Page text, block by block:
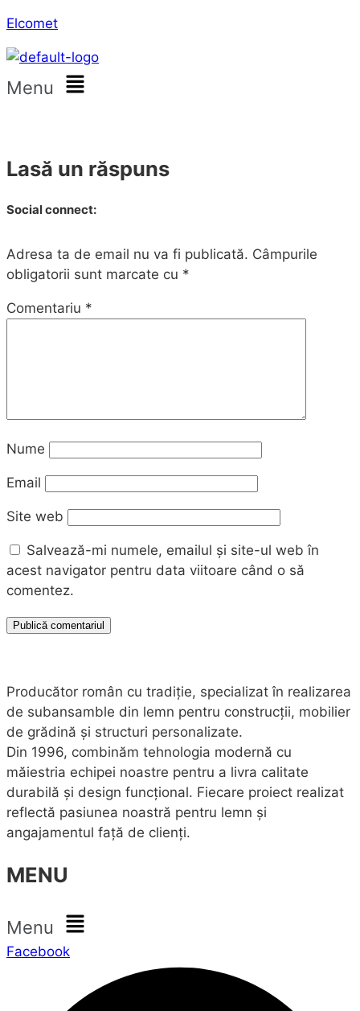
Elcomet
Menu
Lasă un răspuns
Social connect:
Adresa ta de email nu va fi publicată. Câmpurile
obligatorii sunt marcate cu *
Comentariu *
Nume
Email
Site web
Salvează-mi numele, emailul și site-ul web în
acest navigator pentru data viitoare când o să
comentez.
Producător român cu tradiție, specializat în realizarea
de subansamble din lemn pentru construcții, mobilier
de grădină și structuri personalizate.
Din 1996, combinăm tehnologia modernă cu
măiestria echipei noastre pentru a livra calitate
durabilă și design funcțional. Fiecare proiect realizat
reflectă pasiunea noastră pentru lemn și
angajamentul față de clienți.
MENU
Menu
Facebook